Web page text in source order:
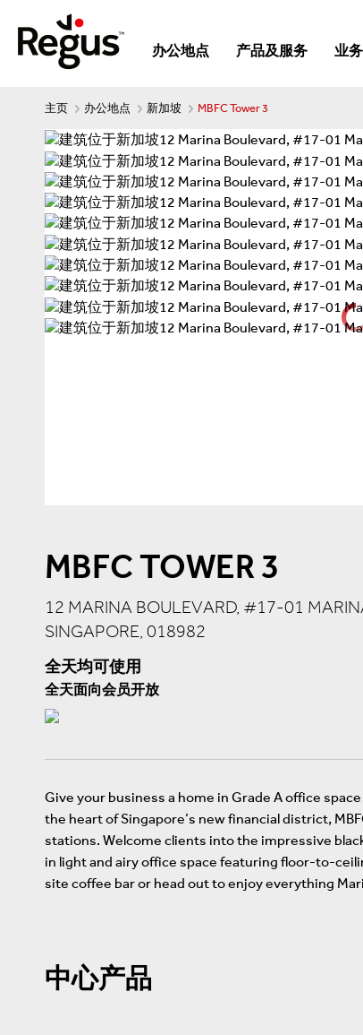
办公地点 产品及服务 业
主页 办公地点 新加坡 MBFC Tower 3
MBFC TOWER 3
12 MARINA BOULEVARD, #17-01
SINGAPORE, 018982
全天均可使用
全天面向会员开放
Give your business a home in Grade A office
the heart of Singapore’s new financial district,
stations. Welcome clients into the impressive
in light and airy office space featuring floor-to-
site coffee bar or head out to enjoy everything
中心产品